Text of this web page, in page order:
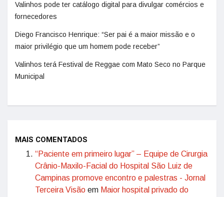
Valinhos pode ter catálogo digital para divulgar comércios e
fornecedores
Diego Francisco Henrique: “Ser pai é a maior missão e o
maior privilégio que um homem pode receber”
Valinhos terá Festival de Reggae com Mato Seco no Parque
Municipal
MAIS COMENTADOS
“Paciente em primeiro lugar” – Equipe de Cirurgia
Crânio-Maxilo-Facial do Hospital São Luiz de
Campinas promove encontro e palestras - Jornal
Terceira Visão em Maior hospital privado do